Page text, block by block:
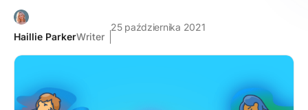
Haillie ParkerWriter
25 października 2021